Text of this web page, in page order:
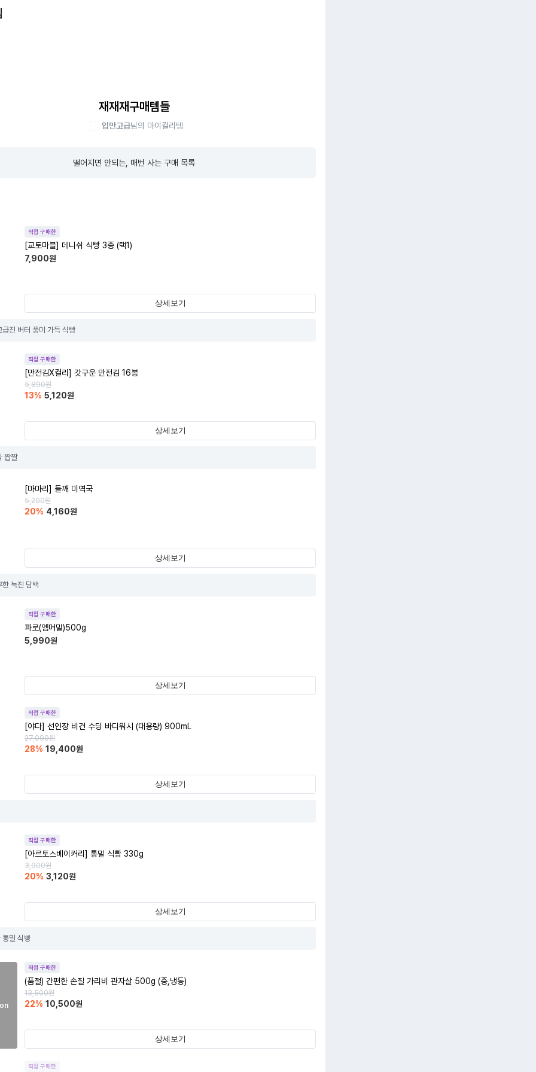
재재재구매템들
입만고급님의 마이컬리템
떨어지면 안되는, 매번 사는 구매 목록
직접 구매한
[교토마블] 데니쉬 식빵 3종 (택1)
7,900원
상세보기
급진 버터 풍미 가득 식빵
직접 구매한
[만전김X컬리] 갓구운 만전김 16봉
5,890원
13% 5,120원
상세보기
짭짤
[마마리] 들깨 미역국
5,200원
20% 4,160원
상세보기
한 눅진 담백
직접 구매한
파로(엠머밀)500g
5,990원
상세보기
직접 구매한
[야다] 선인장 비건 수딩 바디워시 (대용량) 900mL
27,000원
28% 19,400원
상세보기
직접 구매한
[아르토스베이커리] 통밀 식빵 330g
3,900원
20% 3,120원
상세보기
통밀 식빵
직접 구매한
(품절) 간편한 손질 가리비 관자살 500g (중,냉동)
13,500원
22% 10,500원
상세보기
직접 구매한